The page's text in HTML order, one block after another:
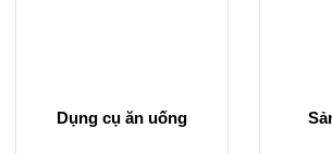
Dụng cụ ăn uống